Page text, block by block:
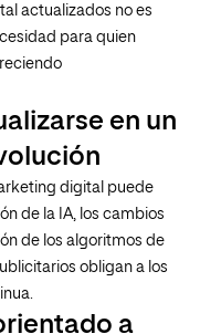
actualizados no es
para quien
en un
digital puede
de la IA, los cambios
de los algoritmos de
obligan a los
a